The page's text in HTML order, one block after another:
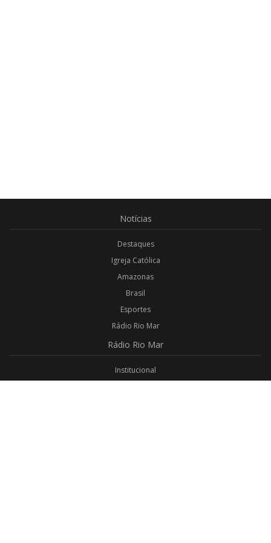
Notícias
Destaques
Igreja Católica
Amazonas
Brasil
Esportes
Rádio Rio Mar
Rádio Rio Mar
Institucional